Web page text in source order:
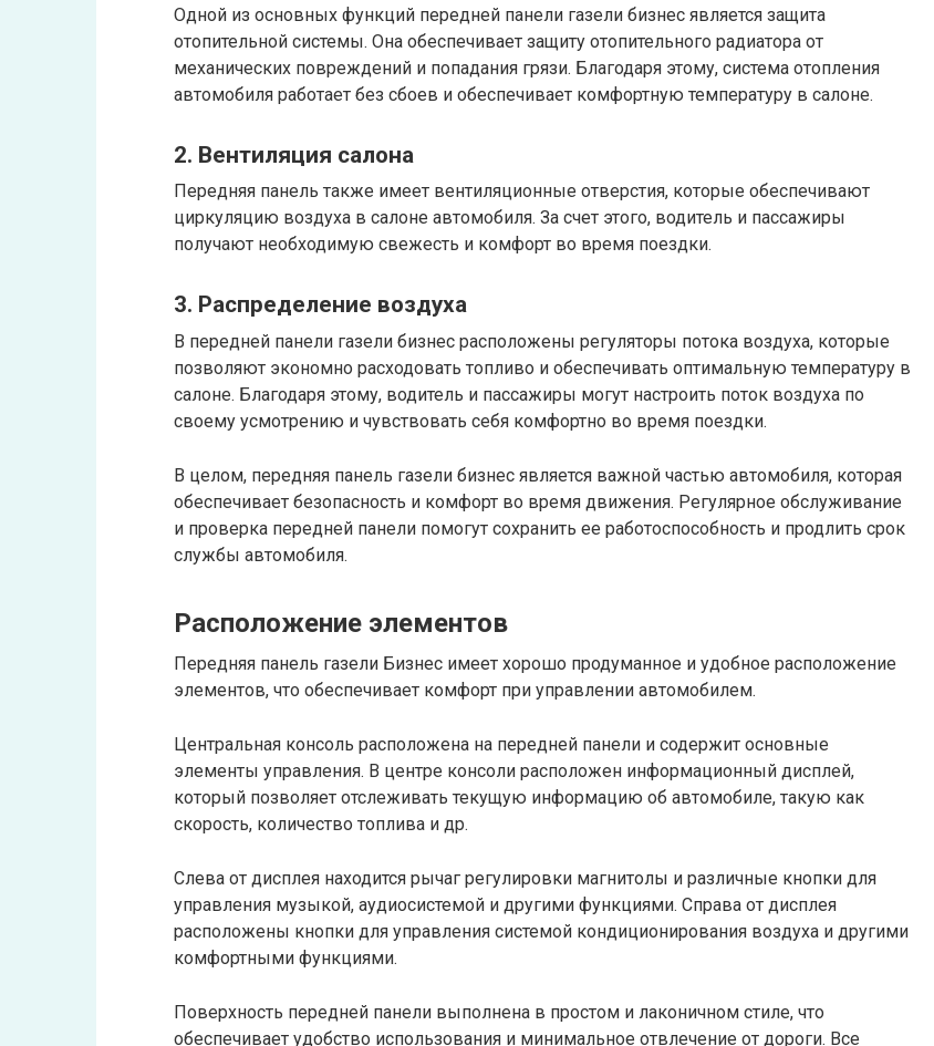
Одной из основных функций передней панели газели бизнес является защита
отопительной системы. Она обеспечивает защиту отопительного радиатора от
механических повреждений и попадания грязи. Благодаря этому, система отопления
автомобиля работает без сбоев и обеспечивает комфортную температуру в салоне.
2. Вентиляция салона
Передняя панель также имеет вентиляционные отверстия, которые обеспечивают
циркуляцию воздуха в салоне автомобиля. За счет этого, водитель и пассажиры
получают необходимую свежесть и комфорт во время поездки.
3. Распределение воздуха
В передней панели газели бизнес расположены регуляторы потока воздуха, которые
позволяют экономно расходовать топливо и обеспечивать оптимальную температуру в
салоне. Благодаря этому, водитель и пассажиры могут настроить поток воздуха по
своему усмотрению и чувствовать себя комфортно во время поездки.
В целом, передняя панель газели бизнес является важной частью автомобиля, которая
обеспечивает безопасность и комфорт во время движения. Регулярное обслуживание
и проверка передней панели помогут сохранить ее работоспособность и продлить срок
службы автомобиля.
Расположение элементов
Передняя панель газели Бизнес имеет хорошо продуманное и удобное расположение
элементов, что обеспечивает комфорт при управлении автомобилем.
Центральная консоль расположена на передней панели и содержит основные
элементы управления. В центре консоли расположен информационный дисплей,
который позволяет отслеживать текущую информацию об автомобиле, такую как
скорость, количество топлива и др.
Слева от дисплея находится рычаг регулировки магнитолы и различные кнопки для
управления музыкой, аудиосистемой и другими функциями. Справа от дисплея
расположены кнопки для управления системой кондиционирования воздуха и другими
комфортными функциями.
Поверхность передней панели выполнена в простом и лаконичном стиле, что
обеспечивает удобство использования и минимальное отвлечение от дороги. Все